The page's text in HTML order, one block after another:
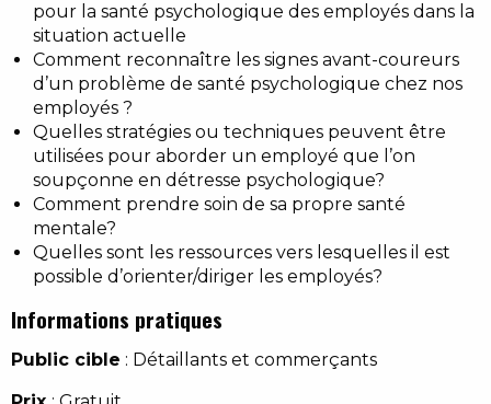
pour la santé psychologique des employés dans la
situation actuelle
Comment reconnaître les signes avant-coureurs
d’un problème de santé psychologique chez nos
employés ?
Quelles stratégies ou techniques peuvent être
utilisées pour aborder un employé que l’on
soupçonne en détresse psychologique?
Comment prendre soin de sa propre santé
mentale?
Quelles sont les ressources vers lesquelles il est
possible d’orienter/diriger les employés?
Informations pratiques
Public cible : Détaillants et commerçants